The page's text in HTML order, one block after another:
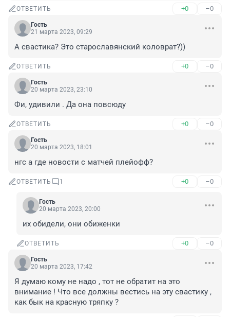
ОТВЕТИТЬ +0 –0
Гость
21 марта 2023, 09:29
А свастика? Это старославянский коловрат?))
ОТВЕТИТЬ +0 –0
Гость
20 марта 2023, 23:10
Фи, удивили . Да она повсюду
ОТВЕТИТЬ +0 –0
Гость
20 марта 2023, 18:01
нгс а где новости с матчей плейофф?
ОТВЕТИТЬ 1 +0 –0
Гость
20 марта 2023, 20:00
их обидели, они обиженки
ОТВЕТИТЬ +0 –0
Гость
20 марта 2023, 17:42
Я думаю кому не надо , тот не обратит на это
внимание ! Что все должны вестись на эту свастику ,
как бык на красную тряпку ?